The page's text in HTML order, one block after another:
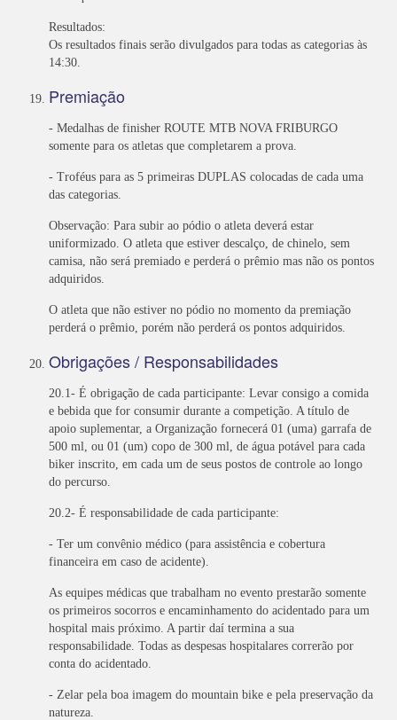
Resultados:
Os resultados finais serão divulgados para todas as categorias às
14:30.
Premiação
- Medalhas de finisher ROUTE MTB NOVA FRIBURGO
somente para os atletas que completarem a prova.
- Troféus para as 5 primeiras DUPLAS colocadas de cada uma
das categorias.
Observação: Para subir ao pódio o atleta deverá estar
uniformizado. O atleta que estiver descalço, de chinelo, sem
camisa, não será premiado e perderá o prêmio mas não os pontos
adquiridos.
O atleta que não estiver no pódio no momento da premiação
perderá o prêmio, porém não perderá os pontos adquiridos.
Obrigações / Responsabilidades
20.1- É obrigação de cada participante: Levar consigo a comida
e bebida que for consumir durante a competição. A título de
apoio suplementar, a Organização fornecerá 01 (uma) garrafa de
500 ml, ou 01 (um) copo de 300 ml, de água potável para cada
biker inscrito, em cada um de seus postos de controle ao longo
do percurso.
20.2- É responsabilidade de cada participante:
- Ter um convênio médico (para assistência e cobertura
financeira em caso de acidente).
As equipes médicas que trabalham no evento prestarão somente
os primeiros socorros e encaminhamento do acidentado para um
hospital mais próximo. A partir daí termina a sua
responsabilidade. Todas as despesas hospitalares correrão por
conta do acidentado.
- Zelar pela boa imagem do mountain bike e pela preservação da
natureza.